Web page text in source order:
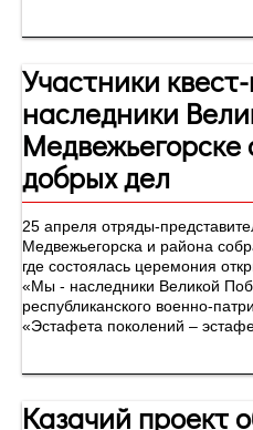
Участники
наследники
Медвежьегорске
добрых дел
25 апреля отряды-
Медвежьегорска и района
где состоялась церемония
«Мы - наследники Великой
республиканского военно-
«Эстафета поколений –
Казачий проект